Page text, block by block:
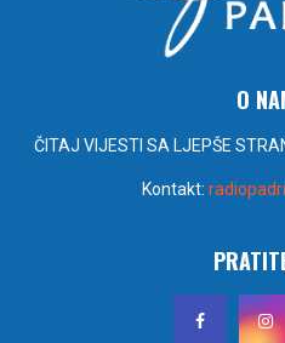
O
ČITAJ VIJESTI SA LJEPŠE
Kontakt: